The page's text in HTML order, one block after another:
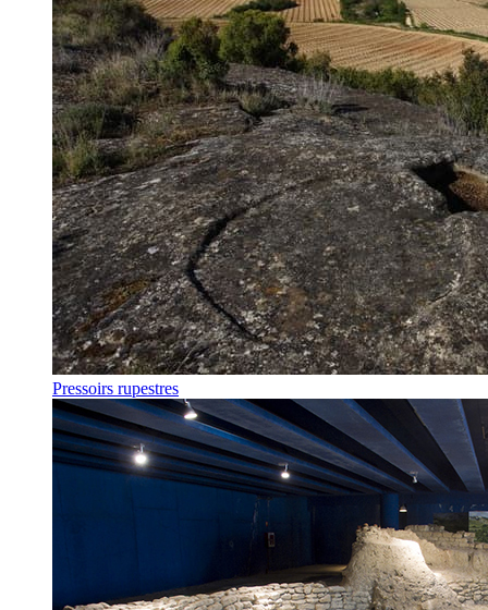
Pressoirs rupestres